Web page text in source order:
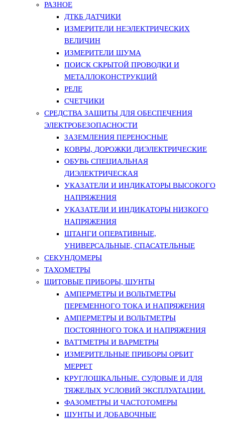
РАЗНОЕ
ДТКБ ДАТЧИКИ
ИЗМЕРИТЕЛИ НЕЭЛЕКТРИЧЕСКИХ
ВЕЛИЧИН
ИЗМЕРИТЕЛИ ШУМА
ПОИСК СКРЫТОЙ ПРОВОДКИ И
МЕТАЛЛОКОНСТРУКЦИЙ
РЕЛЕ
СЧЕТЧИКИ
СРЕДСТВА ЗАЩИТЫ ДЛЯ ОБЕСПЕЧЕНИЯ
ЭЛЕКТРОБЕЗОПАСНОСТИ
ЗАЗЕМЛЕНИЯ ПЕРЕНОСНЫЕ
КОВРЫ, ДОРОЖКИ ДИЭЛЕКТРИЧЕСКИЕ
ОБУВЬ СПЕЦИАЛЬНАЯ
ДИЭЛЕКТРИЧЕСКАЯ
УКАЗАТЕЛИ И ИНДИКАТОРЫ ВЫСОКОГО
НАПРЯЖЕНИЯ
УКАЗАТЕЛИ И ИНДИКАТОРЫ НИЗКОГО
НАПРЯЖЕНИЯ
ШТАНГИ ОПЕРАТИВНЫЕ,
УНИВЕРСАЛЬНЫЕ, СПАСАТЕЛЬНЫЕ
СЕКУНДОМЕРЫ
ТАХОМЕТРЫ
ЩИТОВЫЕ ПРИБОРЫ, ШУНТЫ
АМПЕРМЕТРЫ И ВОЛЬТМЕТРЫ
ПЕРЕМЕННОГО ТОКА И НАПРЯЖЕНИЯ
АМПЕРМЕТРЫ И ВОЛЬТМЕТРЫ
ПОСТОЯННОГО ТОКА И НАПРЯЖЕНИЯ
ВАТТМЕТРЫ И ВАРМЕТРЫ
ИЗМЕРИТЕЛЬНЫЕ ПРИБОРЫ ОРБИТ
МЕРРЕТ
КРУГЛОШКАЛЬНЫЕ. СУДОВЫЕ И ДЛЯ
ТЯЖЕЛЫХ УСЛОВИЙ ЭКСПЛУАТАЦИИ.
ФАЗОМЕТРЫ И ЧАСТОТОМЕРЫ
ШУНТЫ И ДОБАВОЧНЫЕ